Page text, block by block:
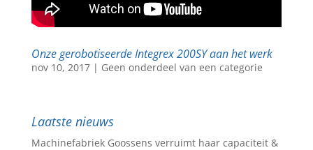
Onze gerobotiseerde Integrex 200SY aan het werk
nov 10, 2017| Geen onderdeel van een categorie
Laatste nieuws
Machinefabriek Goossens verruimt haar capaciteit &